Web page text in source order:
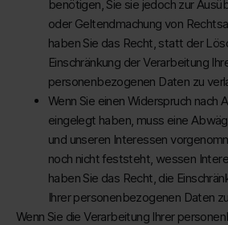
benötigen, Sie sie jedoch zur
oder Geltendmachung von
haben Sie das Recht, statt der
Einschränkung der Verarbeitung
personenbezogenen Daten zu
Wenn Sie einen Widerspruch nach
eingelegt haben, muss eine
und unseren Interessen
noch nicht feststeht, wessen
haben Sie das Recht, die
Ihrer personenbezogenen Daten
Wenn Sie die Verarbeitung Ihrer